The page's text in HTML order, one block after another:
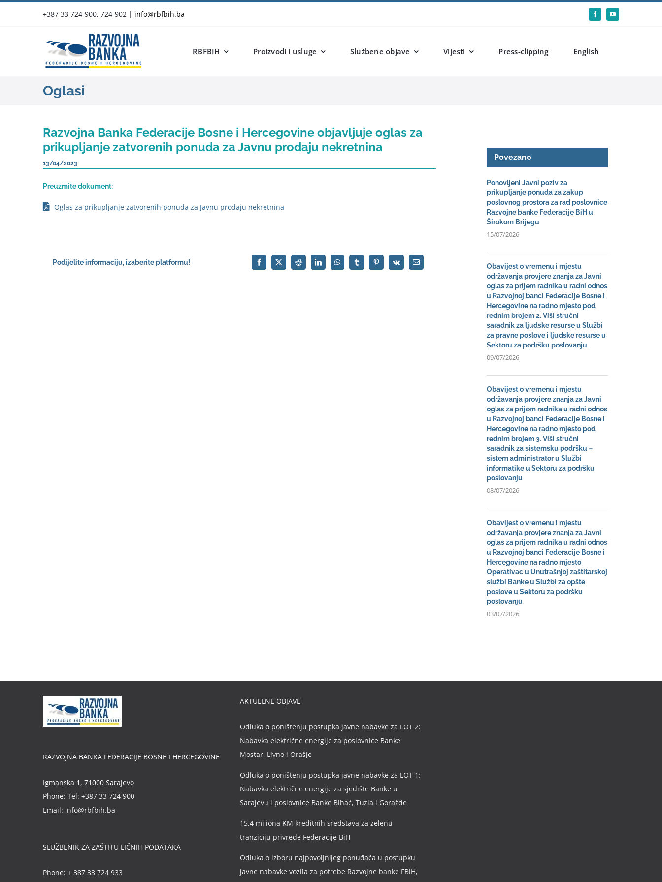
+387 33 724-900, 724-902 | info@rbfbih.ba
RBFBIH Proizvodi i usluge Službene objave Vijesti Press-clipping English
Oglasi
Razvojna Banka Federacije Bosne i Hercegovine objavljuje oglas za
prikupljanje zatvorenih ponuda za Javnu prodaju nekretnina
13/04/2023
Preuzmite dokument:
Oglas za prikupljanje zatvorenih ponuda za Javnu prodaju nekretnina
Podijelite informaciju, izaberite platformu!
Povezano
Ponovljeni Javni poziv za
prikupljanje ponuda za zakup
poslovnog prostora za rad poslovnice
Razvojne banke Federacije BiH u
Širokom Brijegu
15/07/2026
Obavijest o vremenu i mjestu
održavanja provjere znanja za Javni
oglas za prijem radnika u radni odnos
u Razvojnoj banci Federacije Bosne i
Hercegovine na radno mjesto pod
rednim brojem 2. Viši stručni
saradnik za ljudske resurse u Službi
za pravne poslove i ljudske resurse u
Sektoru za podršku poslovanju.
09/07/2026
Obavijest o vremenu i mjestu
održavanja provjere znanja za Javni
oglas za prijem radnika u radni odnos
u Razvojnoj banci Federacije Bosne i
Hercegovine na radno mjesto pod
rednim brojem 3. Viši stručni
saradnik za sistemsku podršku –
sistem administrator u Službi
informatike u Sektoru za podršku
poslovanju
08/07/2026
Obavijest o vremenu i mjestu
održavanja provjere znanja za Javni
oglas za prijem radnika u radni odnos
u Razvojnoj banci Federacije Bosne i
Hercegovine na radno mjesto
Operativac u Unutrašnjoj zaštitarskoj
službi Banke u Službi za opšte
poslove u Sektoru za podršku
poslovanju
03/07/2026
RAZVOJNA BANKA FEDERACIJE BOSNE I HERCEGOVINE
Igmanska 1, 71000 Sarajevo
Phone: Tel: +387 33 724 900
Email: info@rbfbih.ba
SLUŽBENIK ZA ZAŠTITU LIČNIH PODATAKA
Phone: + 387 33 724 933
AKTUELNE OBJAVE
Odluka o poništenju postupka javne nabavke za LOT 2:
Nabavka električne energije za poslovnice Banke
Mostar, Livno i Orašje
Odluka o poništenju postupka javne nabavke za LOT 1:
Nabavka električne energije za sjedište Banke u
Sarajevu i poslovnice Banke Bihać, Tuzla i Goražde
15,4 miliona KM kreditnih sredstava za zelenu
tranziciju privrede Federacije BiH
Odluka o izboru najpovoljnijeg ponuđača u postupku
javne nabavke vozila za potrebe Razvojne banke FBiH,